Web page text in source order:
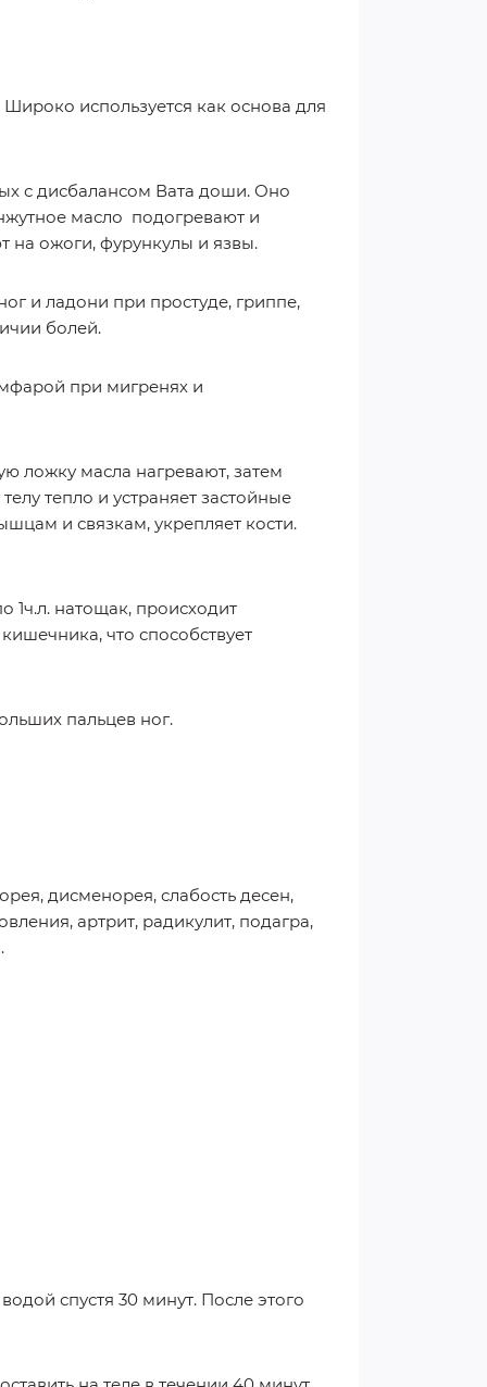
используется как основа для
с дисбалансом Вата доши. Оно
масло подогревают и
на ожоги, фурункулы и язвы.
и ладони при простуде, гриппе,
болей.
при мигренях и
ложку масла нагревают, затем
тепло и устраняет застойные
и связкам, укрепляет кости.
1ч.л. натощак, происходит
что способствует
пальцев ног.
дисменорея, слабость десен,
артрит, радикулит, подагра,
спустя 30 минут. После этого